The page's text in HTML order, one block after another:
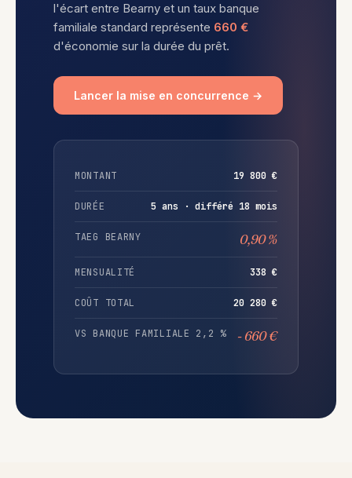
l'écart entre Bearny et un taux banque
familiale standard représente 660 €
d'économie sur la durée du prêt.
Lancer la mise en concurrence →
MONTANT 19 800 €
DURÉE 5 ans · différé 18 mois
TAEG BEARNY 0,90 %
MENSUALITÉ 338 €
COÛT TOTAL 20 280 €
VS BANQUE FAMILIALE 2,2 % - 660 €